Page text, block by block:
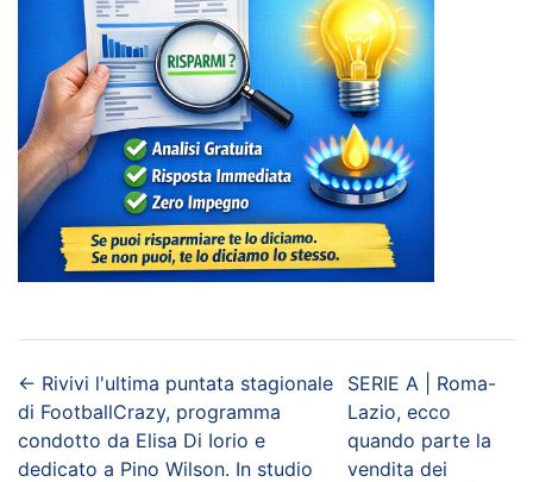
← Rivivi l'ultima puntata stagionale
di FootballCrazy, programma
condotto da Elisa Di Iorio e
dedicato a Pino Wilson. In studio
SERIE A | Roma-
Lazio, ecco
quando parte la
vendita dei